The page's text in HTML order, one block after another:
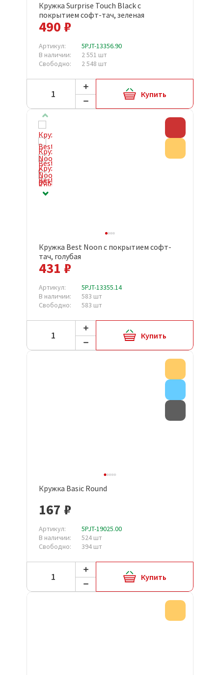
Кружка Surprise Touch Black с
покрытием софт-тач, зеленая
490 ₽
Артикул:
5PJT-13356.90
В наличии:
2 551 шт
Свободно:
2 548 шт
Купить
Кружка Best Noon с покрытием софт-
тач, голубая
431 ₽
Артикул:
5PJT-13355.14
В наличии:
583 шт
Свободно:
583 шт
Купить
Кружка Basic Round
167 ₽
Артикул:
5PJT-19025.00
В наличии:
524 шт
Свободно:
394 шт
Купить